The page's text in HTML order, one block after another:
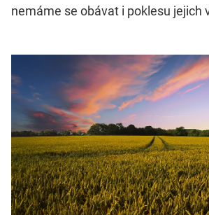
nemáme se obávat i poklesu jejich